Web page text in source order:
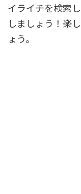
イライチを検索
しましょう！楽
ょう。